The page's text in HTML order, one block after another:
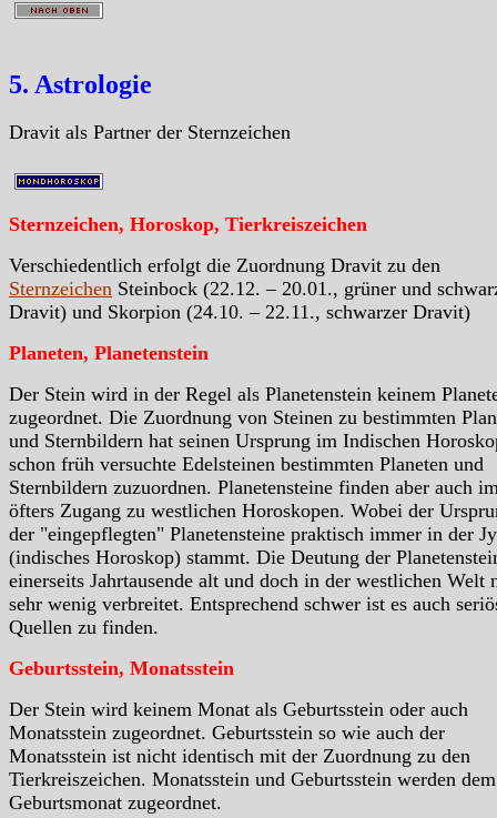
5. Astrologie
Dravit als Partner der Sternzeichen
Sternzeichen, Horoskop, Tierkreiszeichen
Verschiedentlich erfolgt die Zuordnung Dravit zu den
Sternzeichen Steinbock (22.12. – 20.01., grüner und
Dravit) und Skorpion (24.10. – 22.11., schwarzer Dravit)
Planeten, Planetenstein
Der Stein wird in der Regel als Planetenstein keinem
zugeordnet. Die Zuordnung von Steinen zu bestimmten
und Sternbildern hat seinen Ursprung im Indischen
schon früh versuchte Edelsteinen bestimmten Planeten und
Sternbildern zuzuordnen. Planetensteine finden aber auch
öfters Zugang zu westlichen Horoskopen. Wobei der
der "eingepflegten" Planetensteine praktisch immer in der
(indisches Horoskop) stammt. Die Deutung der
einerseits Jahrtausende alt und doch in der westlichen Welt
sehr wenig verbreitet. Entsprechend schwer ist es auch
Quellen zu finden.
Geburtsstein, Monatsstein
Der Stein wird keinem Monat als Geburtsstein oder auch
Monatsstein zugeordnet. Geburtsstein so wie auch der
Monatsstein ist nicht identisch mit der Zuordnung zu den
Tierkreiszeichen. Monatsstein und Geburtsstein werden dem
Geburtsmonat zugeordnet.